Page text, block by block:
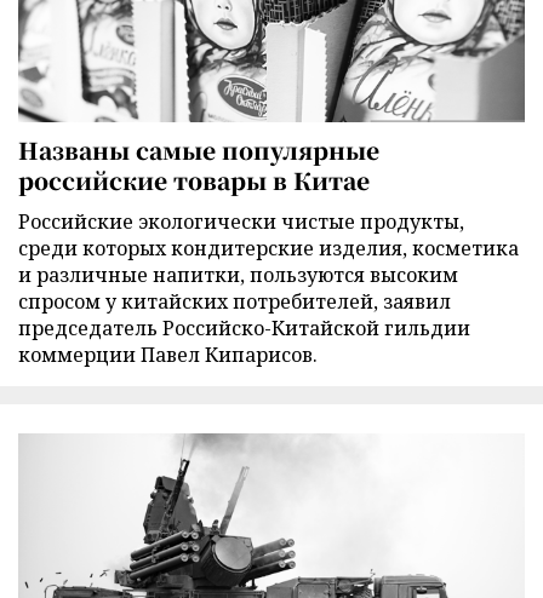
Названы самые популярные
российские товары в Китае
Российские экологически чистые продукты,
среди которых кондитерские изделия, косметика
и различные напитки, пользуются высоким
спросом у китайских потребителей, заявил
председатель Российско-Китайской гильдии
коммерции Павел Кипарисов.